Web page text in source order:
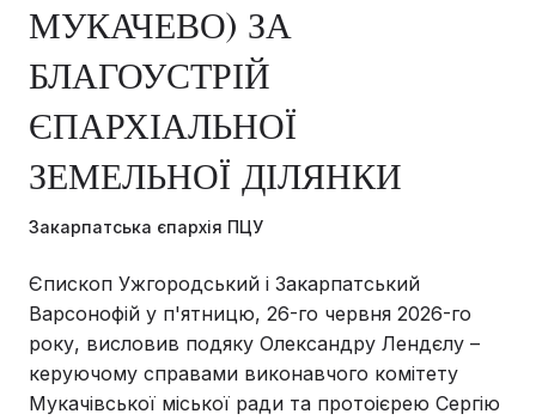
МУКАЧЕВО) ЗА
БЛАГОУСТРІЙ
ЄПАРХІАЛЬНОЇ
ЗЕМЕЛЬНОЇ ДІЛЯНКИ
Закарпатська єпархія ПЦУ
Єпископ Ужгородський і Закарпатський
Варсонофій у п'ятницю, 26-го червня 2026-го
року, висловив подяку Олександру Лендєлу –
керуючому справами виконавчого комітету
Мукачівської міської ради та протоієрею Сергію